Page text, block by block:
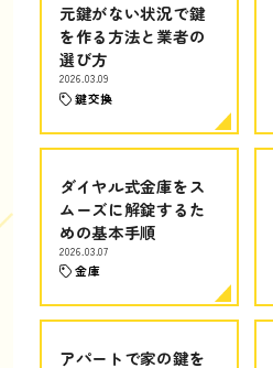
元鍵がない状況で鍵
を作る方法と業者の
選び方
2026.03.09
鍵交換
ダイヤル式金庫をス
ムーズに解錠するた
めの基本手順
2026.03.07
金庫
アパートで家の鍵を